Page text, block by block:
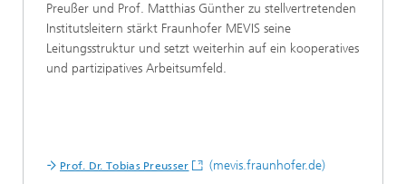
Preußer und Prof. Matthias Günther zu stellvertretenden
Institutsleitern stärkt Fraunhofer MEVIS seine
Leitungsstruktur und setzt weiterhin auf ein kooperatives
und partizipatives Arbeitsumfeld.
Prof. Dr. Tobias Preusser (mevis.fraunhofer.de)